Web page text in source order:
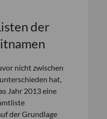
der
nicht zwischen
hat,
Jahr 2013 eine
der Grundlage